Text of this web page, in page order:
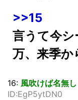
>>15
言うて今
万、来季
16: 風吹けば名無し
ID:EgP5ytDN0